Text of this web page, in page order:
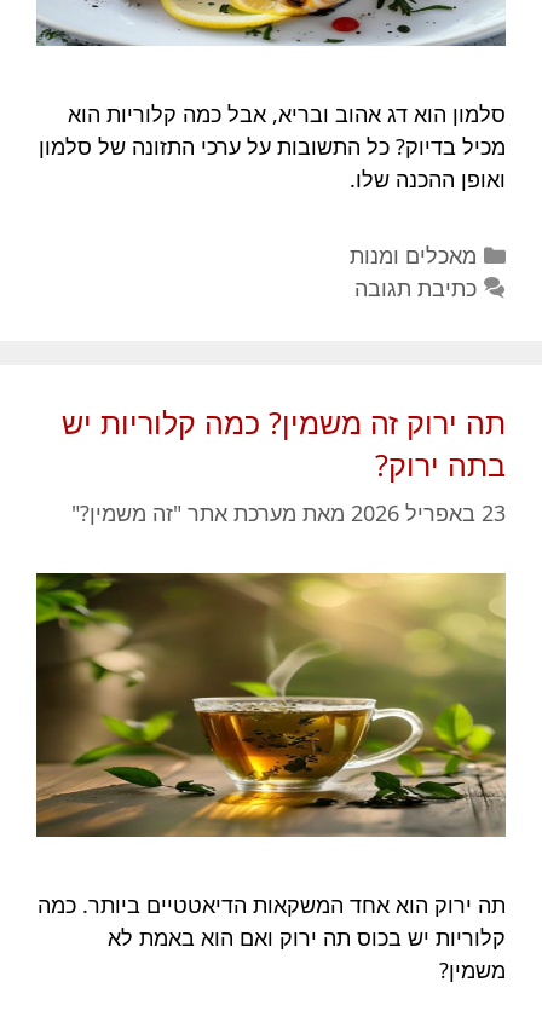
סלמון הוא דג אהוב ובריא, אבל כמה קלוריות הוא
מכיל בדיוק? כל התשובות על ערכי התזונה של סלמון
ואופן ההכנה שלו.
קטגוריות
מאכלים ומנות
כתיבת תגובה
תה ירוק זה משמין? כמה קלוריות יש
בתה ירוק?
23 באפריל 2026 מאת מערכת אתר "זה משמין?"
תה ירוק הוא אחד המשקאות הדיאטטיים ביותר. כמה
קלוריות יש בכוס תה ירוק ואם הוא באמת לא
משמין?